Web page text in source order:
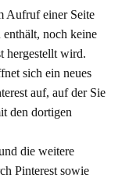
Aufruf einer Seite
enthält, noch keine
hergestellt wird.
sich ein neues
auf, auf der Sie
den dortigen
die weitere
Pinterest sowie